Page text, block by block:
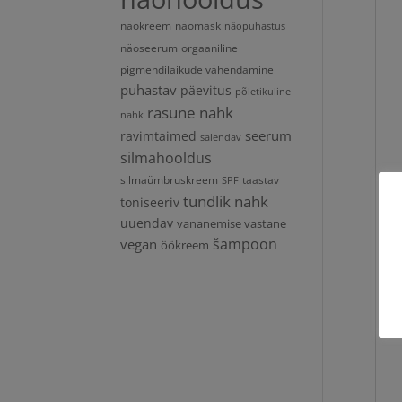
näokreem näomask näopuhastus
näoseerum orgaaniline
pigmendilaikude vähendamine
puhastav päevitus põletikuline
nahk rasune nahk
ravimtaimed salendav seerum
silmahooldus
silmaümbruskreem SPF taastav
toniseeriv tundlik nahk
uuendav vananemise vastane
vegan öökreem šampoon